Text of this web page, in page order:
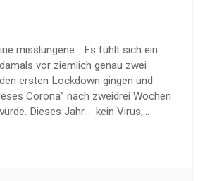
misslungene… Es fühlt sich ein
vor ziemlich genau zwei
ersten Lockdown gingen und
Corona” nach zweidrei Wochen
Dieses Jahr… kein Virus,…